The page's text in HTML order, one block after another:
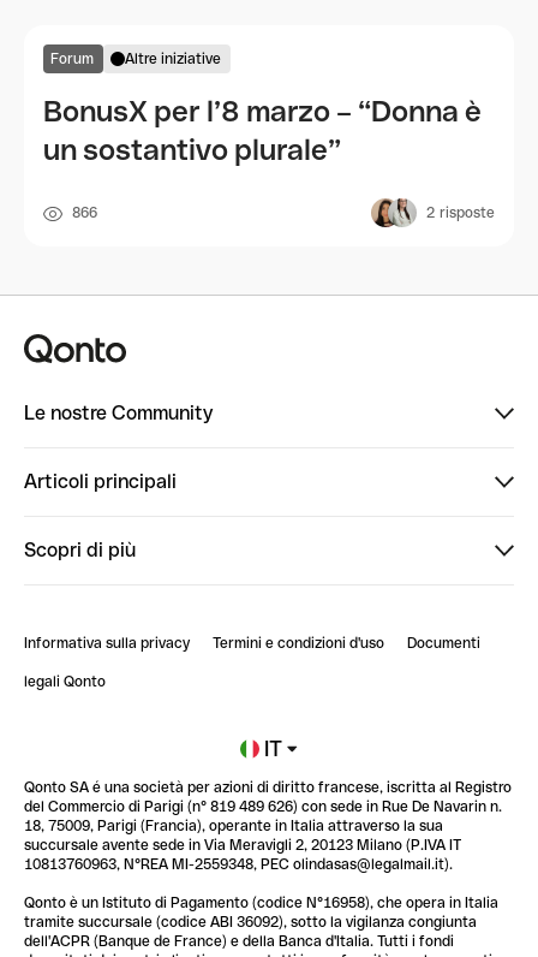
Forum Altre iniziative
BonusX per l’8 marzo – “Donna è
un sostantivo plurale”
866 2 risposte
Le nostre Community
PowerUp
Articoli principali
StrongHer Mentorship | Notion: come organizzare...
Scopri di più
Blog
Glossario finanziario
Informativa sulla privacy Termini e condizioni d'uso Documenti
legali Qonto
IT
Qonto SA é una società per azioni di diritto francese, iscritta al Registro
del Commercio di Parigi (n° 819 489 626) con sede in Rue De Navarin n.
18, 75009, Parigi (Francia), operante in Italia attraverso la sua
succursale avente sede in Via Meravigli 2, 20123 Milano (P.IVA IT
10813760963, N°REA MI-2559348, PEC olindasas@legalmail.it).
Qonto è un Istituto di Pagamento (codice N°16958), che opera in Italia
tramite succursale (codice ABI 36092), sotto la vigilanza congiunta
dell'ACPR (Banque de France) e della Banca d'Italia. Tutti i fondi